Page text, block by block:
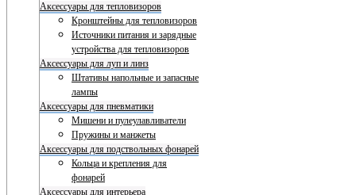
Аксессуары для тепловизоров
Кронштейны для тепловизоров
Источники питания и зарядные
устройства для тепловизоров
Аксессуары для луп и линз
Штативы напольные и запасные
лампы
Аксессуары для пневматики
Мишени и пулеулавливатели
Пружины и манжеты
Аксессуары для подствольных фонарей
Кольца и крепления для
фонарей
Аксессуары для интерьера